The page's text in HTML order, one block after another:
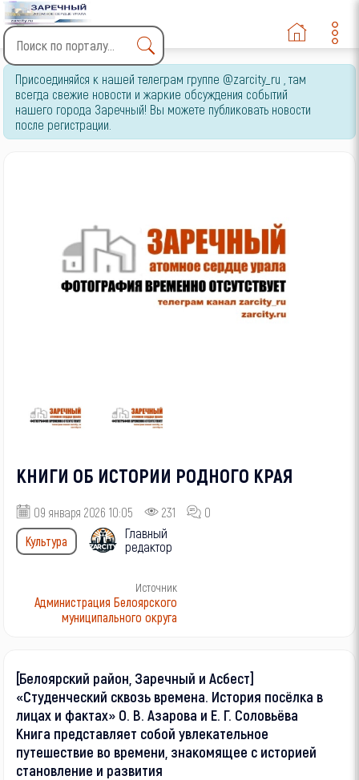
Type 2 or more characters
for results.
Присоединяйся к нашей телеграм группе @zarcity_ru , там
всегда свежие новости и жаркие обсуждения событий
нашего города Заречный! Вы можете публиковать новости
после регистрации.
КНИГИ ОБ ИСТОРИИ РОДНОГО КРАЯ
09 января 2026 10:05 231
0
Культура
Главный
редактор
Источник
Администрация Белоярского
муниципального округа
[Белоярский район, Заречный и Асбест]
«Студенческий сквозь времена. История посёлка в
лицах и фактах» О. В. Азарова и Е. Г. Соловьёва
Книга представляет собой увлекательное
путешествие во времени, знакомящее с историей
становление и развития